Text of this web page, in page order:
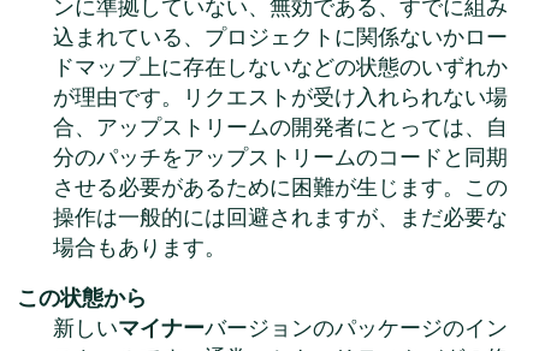
ンに準拠していない、無効である、すでに組み
込まれている、プロジェクトに関係ないかロー
ドマップ上に存在しないなどの状態のいずれか
が理由です。リクエストが受け入れられない場
合、アップストリームの開発者にとっては、自
分のパッチをアップストリームのコードと同期
させる必要があるために困難が生じます。この
操作は一般的には回避されますが、まだ必要な
場合もあります。
この状態から
新しいマイナーバージョンのパッケージのイン